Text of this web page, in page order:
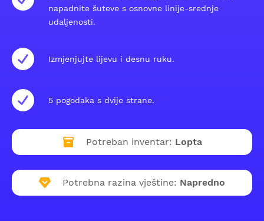
napadnite šuteve s osnovne linije-srednje
udaljenosti.
Izmjenjujte lijevu i desnu ruku.
5 pogodaka s dvije strane.
Potreban inventar: Lopta
Potrebna razina vještine: Napredno